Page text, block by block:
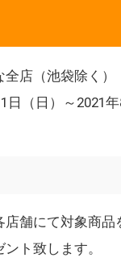
店（池袋除く）
日（日）～2021
店舗にて対象商
ト致します。